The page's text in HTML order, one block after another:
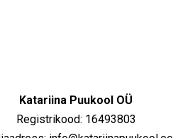
Katariina Puukool OÜ
Registrikood: 16493803